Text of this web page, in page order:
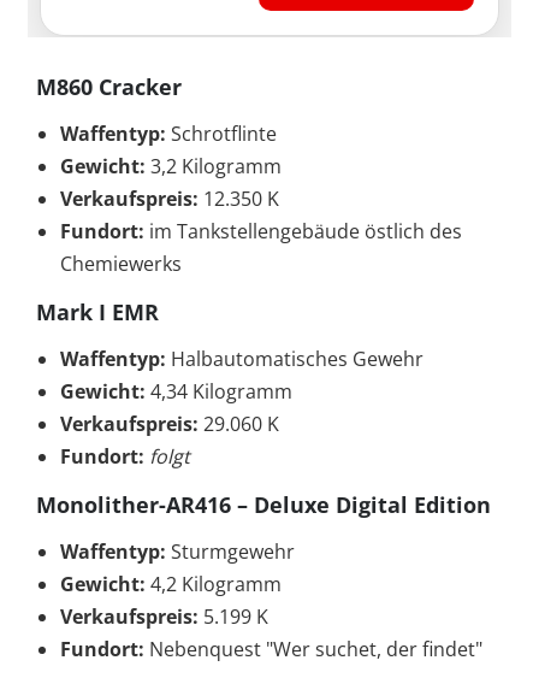
M860 Cracker
Waffentyp: Schrotflinte
Gewicht: 3,2 Kilogramm
Verkaufspreis: 12.350 K
Fundort: im Tankstellengebäude östlich des
Chemiewerks
Mark I EMR
Waffentyp: Halbautomatisches Gewehr
Gewicht: 4,34 Kilogramm
Verkaufspreis: 29.060 K
Fundort: folgt
Monolither-AR416 – Deluxe Digital Edition
Waffentyp: Sturmgewehr
Gewicht: 4,2 Kilogramm
Verkaufspreis: 5.199 K
Fundort: Nebenquest "Wer suchet, der findet"